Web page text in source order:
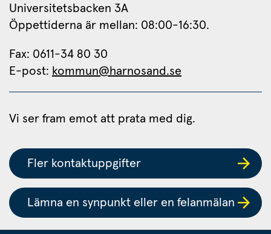
Universitetsbacken 3A
Öppettiderna är mellan: 08:00-16:30.
Fax: 0611-34 80 30
E-post: kommun@harnosand.se
Vi ser fram emot att prata med dig.
Fler kontaktuppgifter
Lämna en synpunkt eller en felanmälan